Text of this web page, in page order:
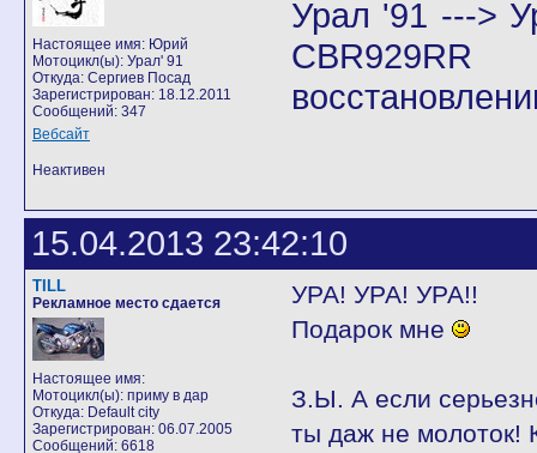
Настоящее имя: Юрий
Мотоцикл(ы): Урал' 91
Откуда: Сергиев Посад
Зарегистрирован: 18.12.2011
Сообщений: 347
Вебсайт
Урал '91 --->
Неактивен
15.04.2013 23:42:10
TILL
Рекламное место сдается
Настоящее имя:
Мотоцикл(ы): приму в дар
Откуда: Default city
Зарегистрирован: 06.07.2005
Сообщений: 6618
УРА! УРА! УРА!!
Подарок мне
З.Ы. А если
ты даж не